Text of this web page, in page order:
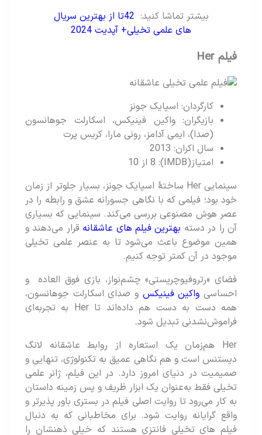
بیشتر تماشا کنید:
42تا از بهترین سریال
های علمی تخیلی+ آپدیت 2024
کارگردان: اسپایک جونز
بازیگران: واکین فینیکس، اسکارلت جوهانسون
(صدا)، ایمی آدامز، رونی مارا، کریس پرت
سال اکران: 2013
امتیاز(IMDB): 8 از 10
سینمایی Her ساختهٔ اسپایک جونز، بسیار جلوتر از زمان
خود بود؛ فیلمی که با نگاهی جسورانه عشق و رابطه را در
عصر هوش مصنوعی بررسی می‌کند. سینمایی که بسیاری
آن را در دسته بهترین فیلم های عاشقانهقرار می‌دهند و
همین موضوع باعث می‌شود تا به عنصر علمی تخیلی
موجود در آن کمتر توجه کنیم.
فضای «رتروفیوچریستی» چشم‌نواز، بازی فوق‌ العاده و
احساسیواکین فینیکسو صدای اسکارلت جوهانسون،‌
همه دست به دست هم داده‌اند تا Her به تجربه‌ای
فراموش‌نشدنی تبدیل شود.
Her هم‌زمان یک استعاره از روابط عاشقانه لانگ
دیستنس است و هم نگاهی عمیق به تکنولوژی، تنهایی و
صمیمیت در دنیای امروز دارد. در این فیلم، ژانر علمی
تخیلی فقط به‌عنوان یک ابزار ظریف و پس زمینه داستان
به کار می‌رود تا روایت اصلی فیلم در بستری باور پذیرتر و
واقع گرایانه روایت شود. برای مخاطبانی که به دنبال
فیلم های تخیلی فانتزی هستند که خیلی ذهنشان را